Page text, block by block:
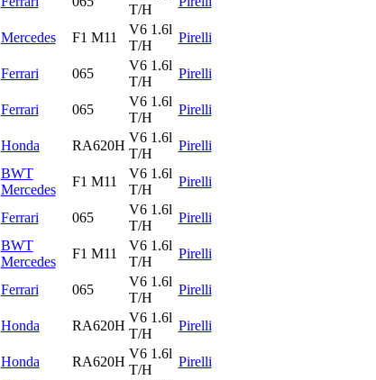
T/H
Mercedes F1 M11
V6 1.6l
T/H
Pirelli
Ferrari 065
V6 1.6l
T/H
Pirelli
Ferrari 065
V6 1.6l
T/H
Pirelli
Honda RA620H
V6 1.6l
T/H
Pirelli
BWT
Mercedes
F1 M11
V6 1.6l
T/H
Pirelli
Ferrari 065
V6 1.6l
T/H
Pirelli
BWT
Mercedes
F1 M11
V6 1.6l
T/H
Pirelli
Ferrari 065
V6 1.6l
T/H
Pirelli
Honda RA620H
V6 1.6l
T/H
Pirelli
Honda RA620H
V6 1.6l
T/H
Pirelli